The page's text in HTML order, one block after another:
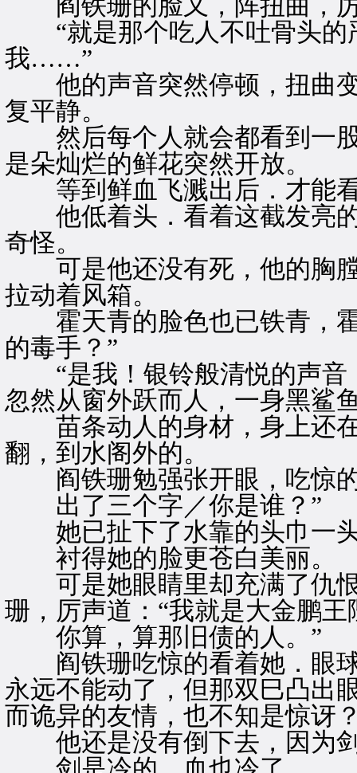
阎铁珊的脸又，阵扭曲，厉
“就是那个吃人不吐骨头的
我……”
他的声音突然停顿，扭曲变
复平静。
然后每个人就会都看到一股
是朵灿烂的鲜花突然开放。
等到鲜血飞溅出后．才能看
他低着头．看着这截发亮的
奇怪。
可是他还没有死，他的胸膛
拉动着风箱。
霍天青的脸色也已铁青，霍
的毒手？”
“是我！银铃般清悦的声音
忽然从窗外跃而人，一身黑鲨
苗条动人的身材，身上还在
翻，到水阁外的。
阎铁珊勉强张开眼，吃惊的
出了三个字／你是谁？”
她已扯下了水靠的头巾一头
衬得她的脸更苍白美丽。
可是她眼睛里却充满了仇恨
珊，厉声道：“我就是大金鹏
你算，算那旧债的人。”
阎铁珊吃惊的看着她．眼球
永远不能动了，但那双巳凸出
而诡异的友情，也不知是惊讶
他还是没有倒下去，因为